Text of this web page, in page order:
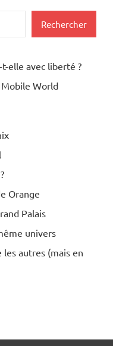
Rechercher
elle avec liberté ?
World
Orange
Palais
univers
les autres (mais en